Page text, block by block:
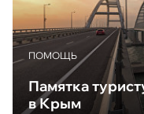
ПОМОЩЬ
Памятка
в Крым